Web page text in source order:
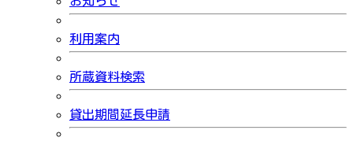
利用案内
所蔵資料検索
貸出期間延長申請